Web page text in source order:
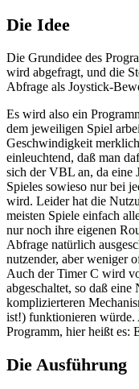
Die Idee
Die Grundidee des
wird abgefragt, und die
Abfrage als Joystick-
Es wird also ein
dem jeweiligen Spiel
Geschwindigkeit
einleuchtend, daß man
sich der VBL an, da eine
Spieles sowieso nur bei
wird. Leider hat die
meisten Spiele einfach
nur noch ihre eigenen
Abfrage natürlich
nutzender, aber weniger
Auch der Timer C wird
abgeschaltet, so daß eine
komplizierteren
ist!) funktionieren würde.
Programm, hier heißt es:
Die Ausführung